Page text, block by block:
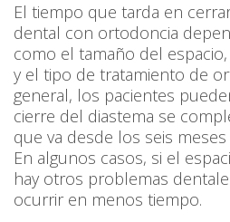
El tiempo que tarda en
dental con ortodoncia
como el tamaño del
y el tipo de tratamiento de
general, los pacientes
cierre del diastema se
que va desde los seis
En algunos casos, si el
hay otros problemas
ocurrir en menos tiempo.